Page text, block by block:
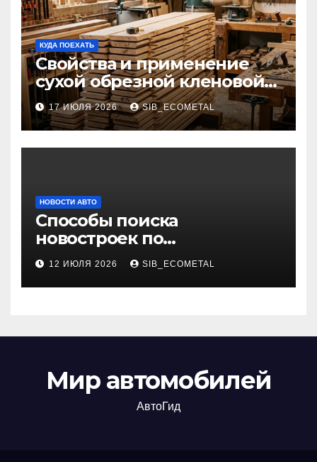
КУДА ПОЕХАТЬ
Свойства и применение
сухой обрезной кленовой
доски в столярном деле
17 ИЮЛЯ 2026 SIB_ECOMETAL
НОВОСТИ АВТО
Способы поиска
новостроек по
индивидуальным
параметрам
12 ИЮЛЯ 2026 SIB_ECOMETAL
Мир автомобилей
АвтоГид